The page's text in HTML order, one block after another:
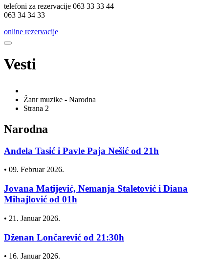
telefoni za rezervacije 063 33 33 44
063 34 34 33
online rezervacije
Vesti
Žanr muzike - Narodna
Strana 2
Narodna
Anđela Tasić i Pavle Paja Nešić od 21h
• 09. Februar 2026.
Jovana Matijević, Nemanja Staletović i Diana
Mihajlović od 01h
• 21. Januar 2026.
Dženan Lončarević od 21:30h
• 16. Januar 2026.